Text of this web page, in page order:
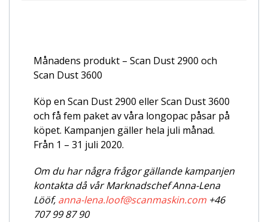
Månadens produkt – Scan Dust 2900 och
Scan Dust 3600
Köp en Scan Dust 2900 eller Scan Dust 3600
och få fem paket av våra longopac påsar på
köpet. Kampanjen gäller hela juli månad.
Från 1 – 31 juli 2020.
Om du har några frågor gällande kampanjen
kontakta då vår Marknadschef Anna-Lena
Lööf, anna-lena.loof@scanmaskin.com +46
707 99 87 90